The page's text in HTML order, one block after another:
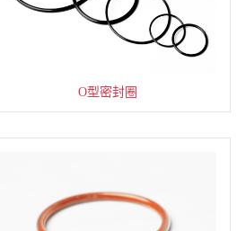
O型密封圈
ODF直缝埋弧焊管
低合金高强度钢板
储存系列
摄像机控制器
金属软管
普通钢质平开门
挂墙式就地盘箱柜
LED 泛光灯
加装电梯
支座管夹
套筒单座调节阀
粉尘防爆电动葫芦
一体化金属温度计
光学超声波清洗机
氟合金泵
混凝土自攻螺丝型锚栓